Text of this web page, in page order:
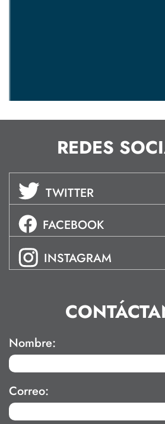
REDES
TWITTER
FACEBOOK
INSTAGRAM
Nombre:
Correo: